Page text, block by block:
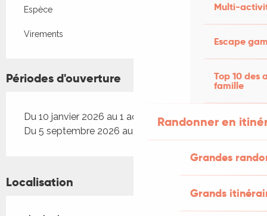
Multi-
Escape
Top 10 des
famille
Randonner en
Grandes
Grands
Espèce
Virements
Périodes d'ouverture
Du 10 janvier 2026 au 1 août 2026
Du 5 septembre 2026 au 19 décembre 2026
Localisation